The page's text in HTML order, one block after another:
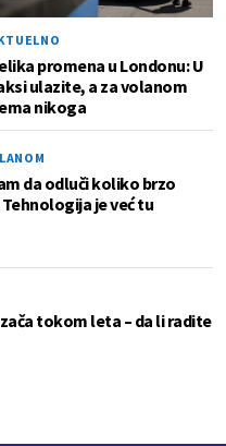
promena u Londonu: U
ulazite, a za volanom
nikoga
da odluči koliko brzo
je već tu
tokom leta – da li radite